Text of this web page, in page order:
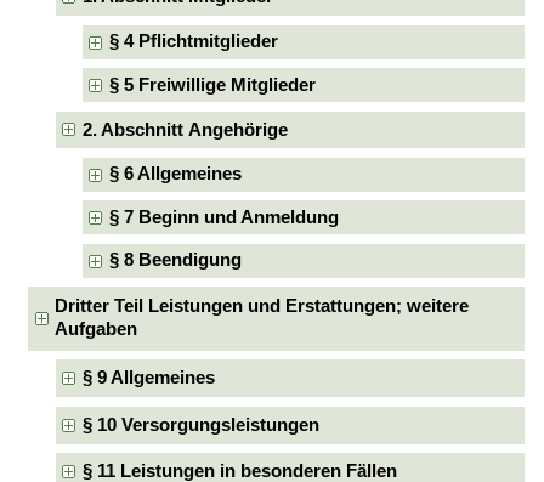
§ 4 Pflichtmitglieder
§ 5 Freiwillige Mitglieder
2. Abschnitt Angehörige
§ 6 Allgemeines
§ 7 Beginn und Anmeldung
§ 8 Beendigung
Dritter Teil Leistungen und Erstattungen; weitere
Aufgaben
§ 9 Allgemeines
§ 10 Versorgungsleistungen
§ 11 Leistungen in besonderen Fällen